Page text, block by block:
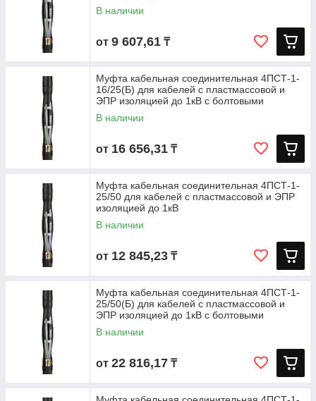
В наличии
от 9 607,61 ₸
Муфта кабельная соединительная 4ПСТ-1-
16/25(Б) для кабелей с пластмассовой и
ЭПР изоляцией до 1кВ с болтовыми
В наличии
от 16 656,31 ₸
Муфта кабельная соединительная 4ПСТ-1-
25/50 для кабелей с пластмассовой и ЭПР
изоляцией до 1кВ
В наличии
от 12 845,23 ₸
Муфта кабельная соединительная 4ПСТ-1-
25/50(Б) для кабелей с пластмассовой и
ЭПР изоляцией до 1кВ с болтовыми
В наличии
от 22 816,17 ₸